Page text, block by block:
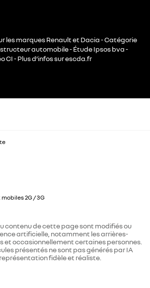
les marques Renault et Dacia - Catégorie
automobile - Étude Ipsos bva -
CI - Plus d’infos sur escda.fr
2G / 3G
contenu de cette page sont modifiés ou
artificielle, notamment les arrières-
et occasionnellement certaines personnes.
présentés ne sont pas générés par IA
fidèle et réaliste.